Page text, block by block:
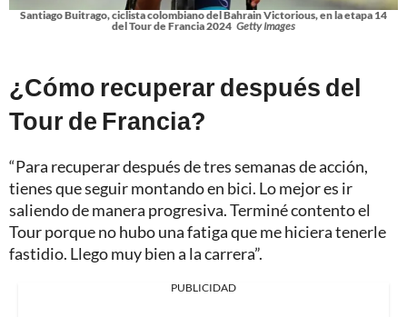
Santiago Buitrago, ciclista colombiano del Bahrain Victorious, en la etapa 14
del Tour de Francia 2024 Getty Images
¿Cómo recuperar después del
Tour de Francia?
“Para recuperar después de tres semanas de acción,
tienes que seguir montando en bici. Lo mejor es ir
saliendo de manera progresiva. Terminé contento el
Tour porque no hubo una fatiga que me hiciera tenerle
fastidio. Llego muy bien a la carrera”.
PUBLICIDAD